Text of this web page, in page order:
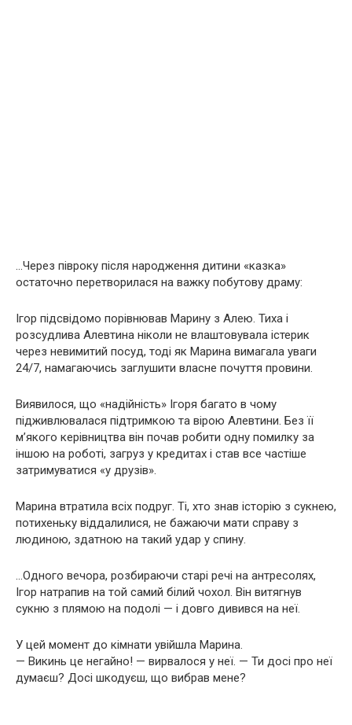
…Через півроку після народження дитини «казка»
остаточно перетворилася на важку побутову драму:
Ігор підсвідомо порівнював Марину з Алею. Тиха і
розсудлива Алевтина ніколи не влаштовувала істерик
через невимитий посуд, тоді як Марина вимагала уваги
24/7, намагаючись заглушити власне почуття провини.
Виявилося, що «надійність» Ігоря багато в чому
підживлювалася підтримкою та вірою Алевтини. Без її
м’якого керівництва він почав робити одну помилку за
іншою на роботі, загруз у кредитах і став все частіше
затримуватися «у друзів».
Марина втратила всіх подруг. Ті, хто знав історію з сукнею,
потихеньку віддалилися, не бажаючи мати справу з
людиною, здатною на такий удар у спину.
…Одного вечора, розбираючи старі речі на антресолях,
Ігор натрапив на той самий білий чохол. Він витягнув
сукню з плямою на подолі — і довго дивився на неї.
У цей момент до кімнати увійшла Марина.
— Викинь це негайно! — вирвалося у неї. — Ти досі про неї
думаєш? Досі шкодуєш, що вибрав мене?